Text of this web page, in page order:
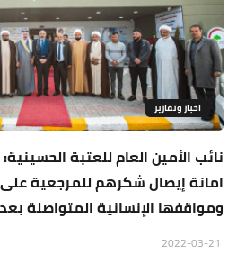
اخبار وتقارير
نائب الأمين العام للعتبة
امانة إيصال شكرهم للمرجعية
ومواقفها الإنسانية المتواصلة